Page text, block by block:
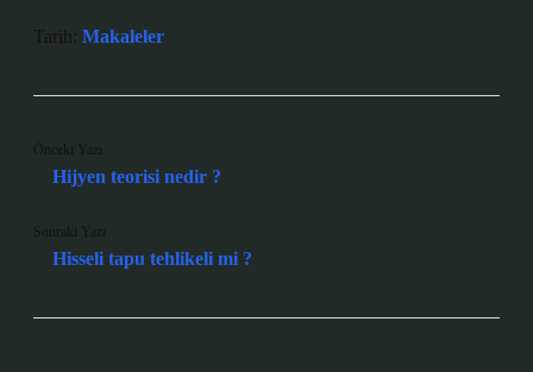
Tarih: Makaleler
Önceki Yazı
Hijyen teorisi nedir ?
Sonraki Yazı
Hisseli tapu tehlikeli mi ?